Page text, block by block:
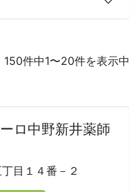
150件中1〜20件を表示中
ロ中野新井薬師
目１４番－２